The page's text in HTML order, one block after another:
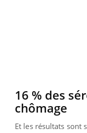
16 % des
chômage
Et les résultats sont